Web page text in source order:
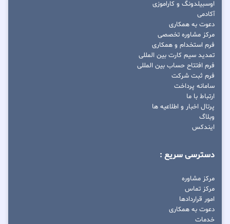
اوسبیلدونگ و کاراموزی
آکادمی
دعوت به همکاری
مرکز مشاوره تخصصی
فرم استخدام و همکاری
تمدید سیم کارت بین المللی
فرم افتتاح حساب بین المللی
فرم ثبت شرکت
سامانه پرداخت
ارتباط با ما
پرتال اخبار و اطلاعیه ها
وبلاگ
ایندکس
دسترسی سریع :
مرکز مشاوره
مرکز تماس
امور قراردادها
دعوت به همکاری
خدمات